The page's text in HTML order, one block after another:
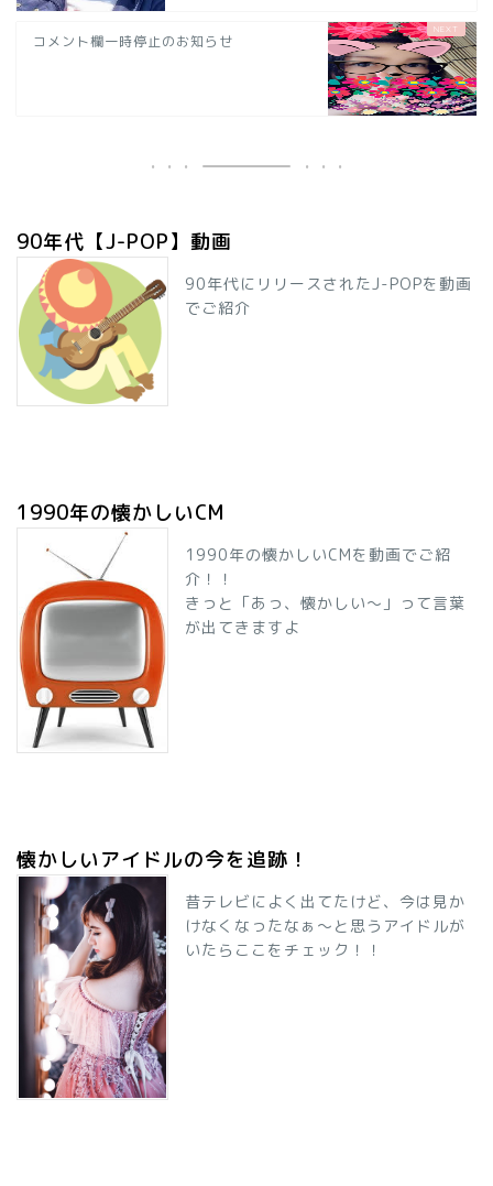
コメント欄一時停止のお知らせ
90年代【J-POP】動画
90年代にリリースされたJ-POPを動画
でご紹介
1990年の懐かしいCM
1990年の懐かしいCMを動画でご紹
介！！
きっと「あっ、懐かしい～」って言葉
が出てきますよ
懐かしいアイドルの今を追跡！
昔テレビによく出てたけど、今は見か
けなくなったなぁ～と思うアイドルが
いたらここをチェック！！